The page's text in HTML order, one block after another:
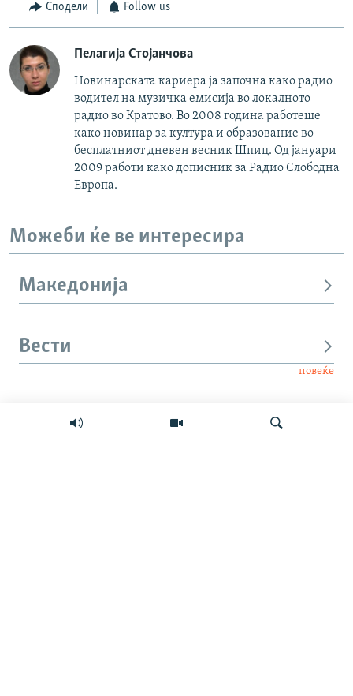
Сподели Follow us
Пелагија Стојанчова
Новинарската кариера ја започна како радио
водител на музичка емисија во локалното
радио во Кратово. Во 2008 година работеше
како новинар за култура и образование во
бесплатниот дневен весник Шпиц. Од јануари
2009 работи како дописник за Радио Слободна
Европа.
Можеби ќе ве интересира
Македонија
Вести
повеќе
Интервју